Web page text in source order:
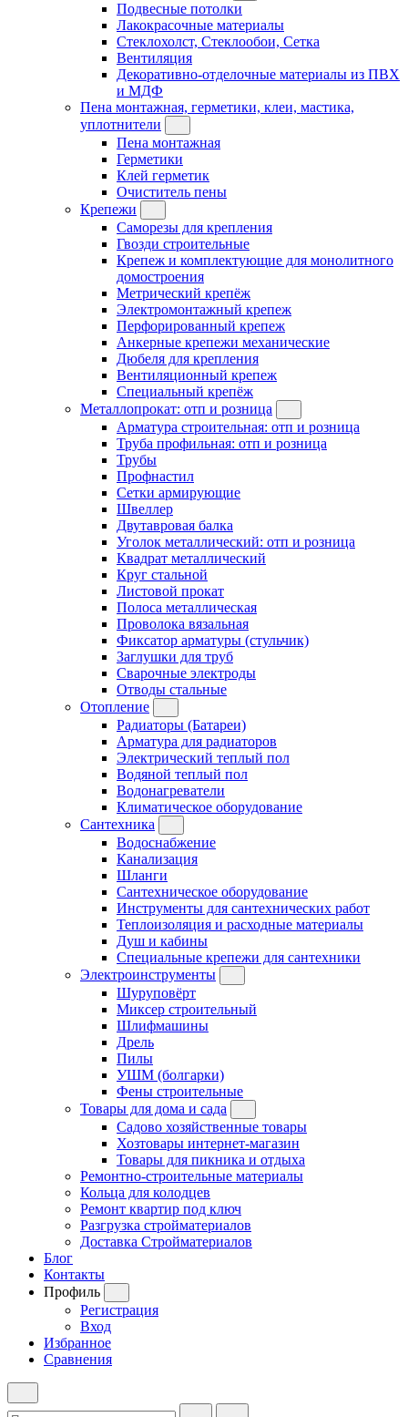
Подвесные потолки
Лакокрасочные материалы
Стеклохолст, Стеклообои, Сетка
Вентиляция
Декоративно-отделочные материалы из ПВХ
и МДФ
Пена монтажная, герметики, клеи, мастика,
уплотнители
Пена монтажная
Герметики
Клей герметик
Очиститель пены
Крепежи
Саморезы для крепления
Гвозди строительные
Крепеж и комплектующие для монолитного
домостроения
Метрический крепёж
Электромонтажный крепеж
Перфорированный крепеж
Анкерные крепежи механические
Дюбеля для крепления
Вентиляционный крепеж
Специальный крепёж
Металлопрокат: отп и розница
Арматура строительная: отп и розница
Труба профильная: отп и розница
Трубы
Профнастил
Сетки армирующие
Швеллер
Двутавровая балка
Уголок металлический: отп и розница
Квадрат металлический
Круг стальной
Листовой прокат
Полоса металлическая
Проволока вязальная
Фиксатор арматуры (стульчик)
Заглушки для труб
Сварочные электроды
Отводы стальные
Отопление
Радиаторы (Батареи)
Арматура для радиаторов
Электрический теплый пол
Водяной теплый пол
Водонагреватели
Климатическое оборудование
Сантехника
Водоснабжение
Канализация
Шланги
Сантехническое оборудование
Инструменты для сантехнических работ
Теплоизоляция и расходные материалы
Душ и кабины
Специальные крепежи для сантехники
Электроинструменты
Шуруповёрт
Миксер строительный
Шлифмашины
Дрель
Пилы
УШМ (болгарки)
Фены строительные
Товары для дома и сада
Садово хозяйственные товары
Хозтовары интернет-магазин
Товары для пикника и отдыха
Ремонтно-строительные материалы
Кольца для колодцев
Ремонт квартир под ключ
Разгрузка стройматериалов
Доставка Стройматериалов
Блог
Контакты
Профиль
Регистрация
Вход
Избранное
Сравнения